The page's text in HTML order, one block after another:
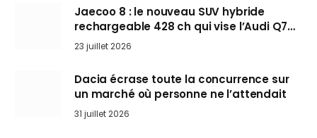
Jaecoo 8 : le nouveau SUV hybride
rechargeable 428 ch qui vise l’Audi Q7
arrive en Europe cet automne
23 juillet 2026
Dacia écrase toute la concurrence sur
un marché où personne ne l’attendait
31 juillet 2026